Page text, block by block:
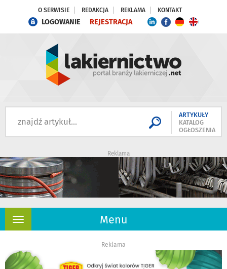
O SERWISIE REDAKCJA REKLAMA KONTAKT
LOGOWANIE REJESTRACJA
ARTYKUŁY
KATALOG
OGŁOSZENIA
Reklama
Menu
Rozwiń
Reklama